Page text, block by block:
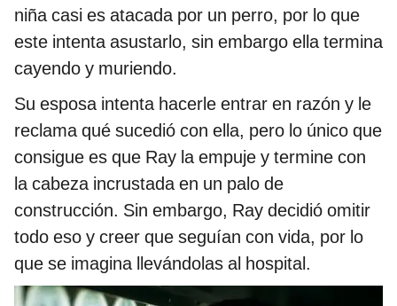
niña casi es atacada por un perro, por lo que
este intenta asustarlo, sin embargo ella termina
cayendo y muriendo.
Su esposa intenta hacerle entrar en razón y le
reclama qué sucedió con ella, pero lo único que
consigue es que Ray la empuje y termine con
la cabeza incrustada en un palo de
construcción. Sin embargo, Ray decidió omitir
todo eso y creer que seguían con vida, por lo
que se imagina llevándolas al hospital.